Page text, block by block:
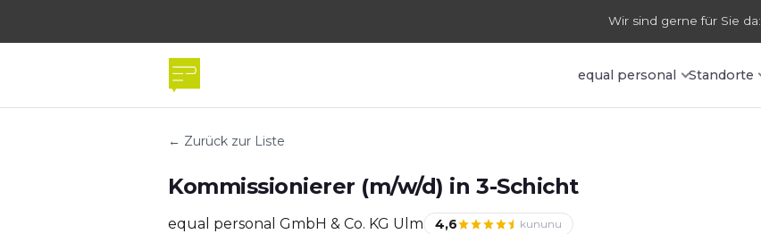
Wir sind gerne für Sie da:
equal personal Standorte
← Zurück zur Liste
Kommissionierer (m/w/d) in 3-Schicht
equal personal GmbH & Co. KG Ulm 4,6
kununu